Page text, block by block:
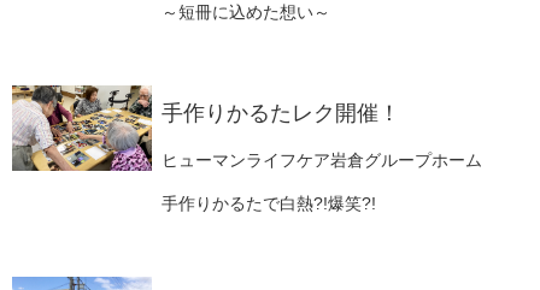
～短冊に込めた想い～
手作りかるたレク開催！
ヒューマンライフケア岩倉グループホーム
手作りかるたで白熱?!爆笑?!